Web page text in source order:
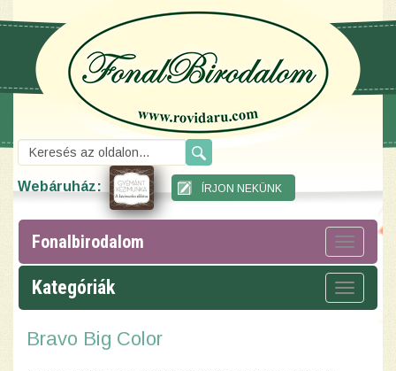
Webáruház:
Toggle
Fonalbirodalom
Toggle
Kategóriák
Bravo Big Color